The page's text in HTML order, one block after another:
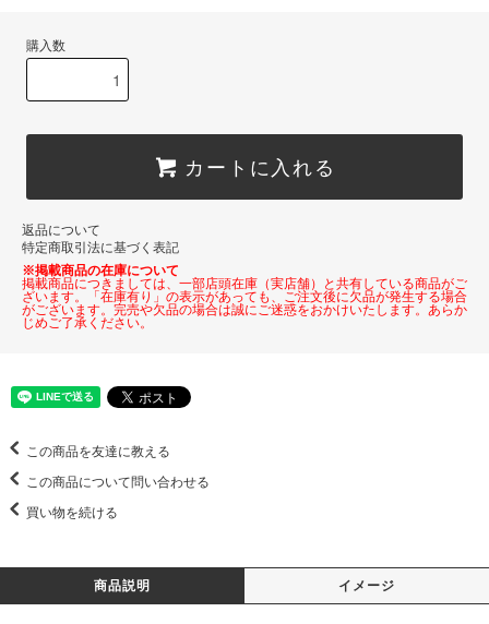
購入数
カートに入れる
返品について
特定商取引法に基づく表記
※掲載商品の在庫について
掲載商品につきましては、一部店頭在庫（実店舗）と共有している商品がご
ざいます。「在庫有り」の表示があっても、ご注文後に欠品が発生する場合
がございます。完売や欠品の場合は誠にご迷惑をおかけいたします。あらか
じめご了承ください。
この商品を友達に教える
この商品について問い合わせる
買い物を続ける
商品説明 イメージ